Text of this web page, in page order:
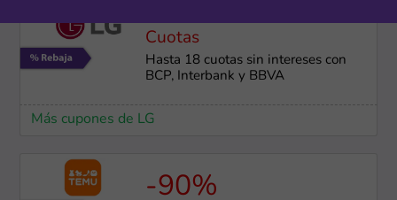
Cuotas
Hasta 18 cuotas sin intereses con
BCP, Interbank y BBVA
Más cupones de LG
-90%